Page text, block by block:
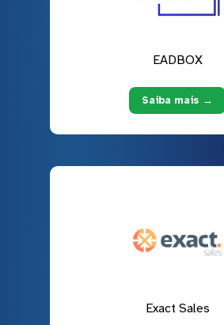
EADBOX
Saiba mais →
Exact Sales